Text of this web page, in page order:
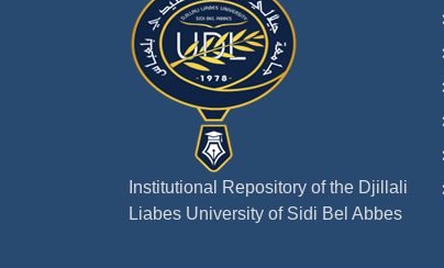
Institutional Repository of the Djillali
Liabes University of Sidi Bel Abbes